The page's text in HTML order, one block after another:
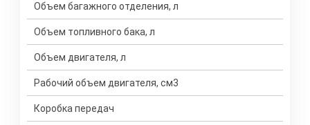
Объем багажного отделения, л
Объем топливного бака, л
Объем двигателя, л
Рабочий объем двигателя, см3
Коробка передач